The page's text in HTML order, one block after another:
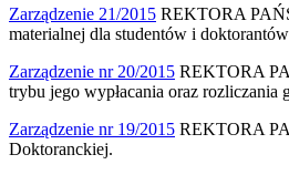
Zarządzenie 21/2015 REKTORA
materialnej dla studentów i
Zarządzenie nr 20/2015 REKTORA
trybu jego wypłacania oraz
Zarządzenie nr 19/2015 REKTORA
Doktoranckiej.